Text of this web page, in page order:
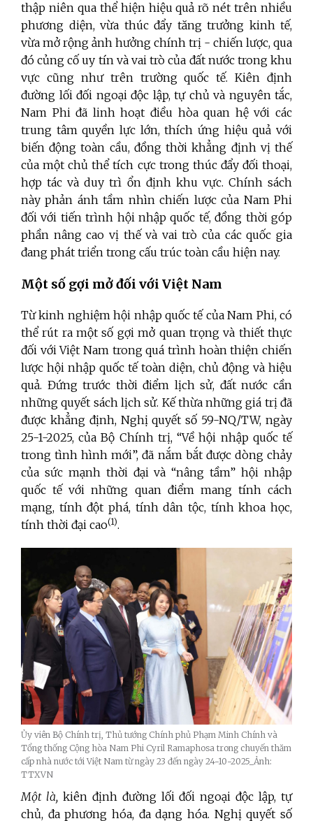
thập niên qua thể hiện hiệu quả rõ nét trên nhiều
phương diện, vừa thúc đẩy tăng trưởng kinh tế,
vừa mở rộng ảnh hưởng chính trị - chiến lược, qua
đó củng cố uy tín và vai trò của đất nước trong khu
vực cũng như trên trường quốc tế. Kiên định
đường lối đối ngoại độc lập, tự chủ và nguyên tắc,
Nam Phi đã linh hoạt điều hòa quan hệ với các
trung tâm quyền lực lớn, thích ứng hiệu quả với
biến động toàn cầu, đồng thời khẳng định vị thế
của một chủ thể tích cực trong thúc đẩy đối thoại,
hợp tác và duy trì ổn định khu vực. Chính sách
này phản ánh tầm nhìn chiến lược của Nam Phi
đối với tiến trình hội nhập quốc tế, đồng thời góp
phần nâng cao vị thế và vai trò của các quốc gia
đang phát triển trong cấu trúc toàn cầu hiện nay.
Một số gợi mở đối với Việt Nam
Từ kinh nghiệm hội nhập quốc tế của Nam Phi, có
thể rút ra một số gợi mở quan trọng và thiết thực
đối với Việt Nam trong quá trình hoàn thiện chiến
lược hội nhập quốc tế toàn diện, chủ động và hiệu
quả. Đứng trước thời điểm lịch sử, đất nước cần
những quyết sách lịch sử. Kế thừa những giá trị đã
được khẳng định, Nghị quyết số 59-NQ/TW, ngày
25-1-2025, của Bộ Chính trị, “Về hội nhập quốc tế
trong tình hình mới”, đã nắm bắt được dòng chảy
của sức mạnh thời đại và “nâng tầm” hội nhập
quốc tế với những quan điểm mang tính cách
mạng, tính đột phá, tính dân tộc, tính khoa học,
tính thời đại cao(1).
Ủy viên Bộ Chính trị, Thủ tướng Chính phủ Phạm Minh Chính và
Tổng thống Cộng hòa Nam Phi Cyril Ramaphosa trong chuyến thăm
cấp nhà nước tới Việt Nam từ ngày 23 đến ngày 24-10-2025_Ảnh:
TTXVN
Một là,kiên định đường lối đối ngoại độc lập, tự
chủ, đa phương hóa, đa dạng hóa. Nghị quyết số